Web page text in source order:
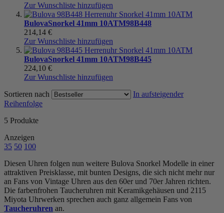
Zur Wunschliste hinzufügen
BulovaSnorkel 41mm 10ATM98B448
214,14 €
Zur Wunschliste hinzufügen
BulovaSnorkel 41mm 10ATM98B445
224,10 €
Zur Wunschliste hinzufügen
Sortieren nach
In aufsteigender
Reihenfolge
5 Produkte
Anzeigen
35 50 100
Diesen Uhren folgen nun weitere Bulova Snorkel Modelle in einer
attraktiven Preisklasse, mit bunten Designs, die sich nicht mehr nur
an Fans von Vintage Uhren aus den 60er und 70er Jahren richten.
Die farbenfrohen Taucheruhren mit Keramikgehäusen und 2115
Miyota Uhrwerken sprechen auch ganz allgemein Fans von
Taucheruhren an.